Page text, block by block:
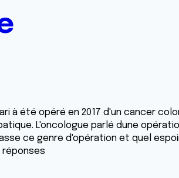
à été opéré en 2017 d'un cancer
L'oncologue parlé dune
ce genre d'opération et quel
réponses